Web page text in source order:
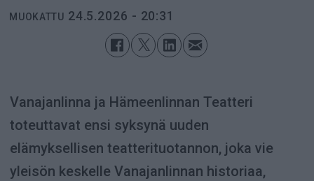
MUOKATTU 24.5.2026 - 20:31
Vanajanlinna ja Hämeenlinnan Teatteri
toteuttavat ensi syksynä uuden
elämyksellisen teatterituotannon, joka vie
yleisön keskelle Vanajanlinnan historiaa,